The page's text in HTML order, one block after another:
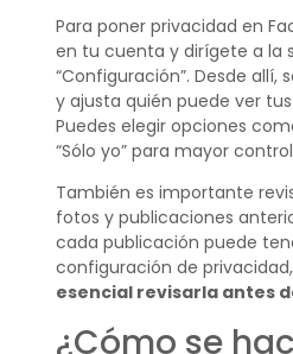
Para poner privacidad en
en tu cuenta y dirígete a la
“Configuración”. Desde allí,
y ajusta quién puede ver
Puedes elegir opciones
“Sólo yo” para mayor
También es importante
fotos y publicaciones
cada publicación puede
configuración de privacidad,
esencial revisarla antes
¿Cómo se